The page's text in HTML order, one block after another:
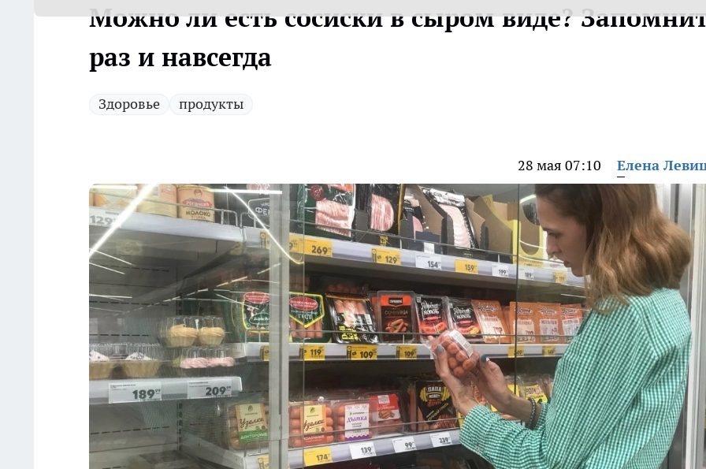
Можно ли есть сосиски в сыром виде?
раз и навсегда
Здоровье продукты
28 мая 07:10 Елена